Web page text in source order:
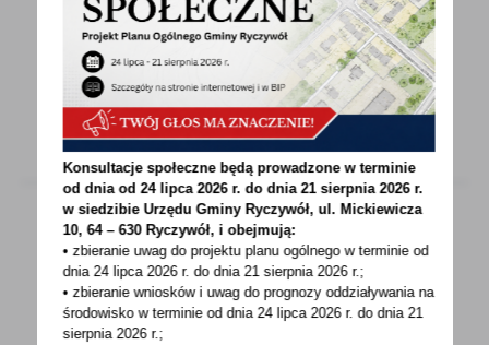
GMINARYCZYWOŁRYCZYWÓŁ GOK Wójt Gminy
RyczywółDyrektor Gminnego Ośrodka
Kulturyserdecznie zapraszają...
13 - 08 - 2021
KAS bada opinie klientów na temat wizyty w
urzędzie skarbowym
Konsultacje społeczne będą prowadzone w terminie
od dnia od 24 lipca 2026 r. do dnia 21 sierpnia 2026 r.
w siedzibie Urzędu Gminy Ryczywół, ul. Mickiewicza
10, 64 – 630 Ryczywół, i obejmują:
• zbieranie uwag do projektu planu ogólnego w terminie od
dnia 24 lipca 2026 r. do dnia 21 sierpnia 2026 r.;
• zbieranie wniosków i uwag do prognozy oddziaływania na
środowisko w terminie od dnia 24 lipca 2026 r. do dnia 21
sierpnia 2026 r.;